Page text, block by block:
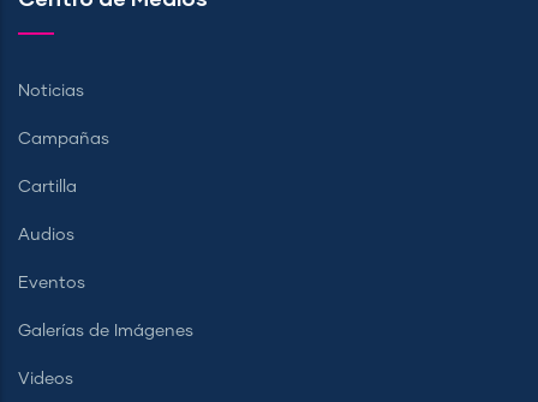
Noticias
Campañas
Cartilla
Audios
Eventos
Galerías de Imágenes
Videos